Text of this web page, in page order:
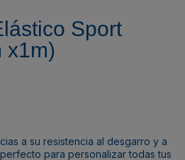
Sport
x1m)
a su resistencia al desgarro y a
para personalizar todas tus